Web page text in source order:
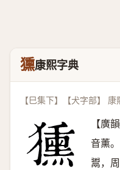
獯康熙字典
【巳集下】【犬字部】
【廣
音薰
鬻，